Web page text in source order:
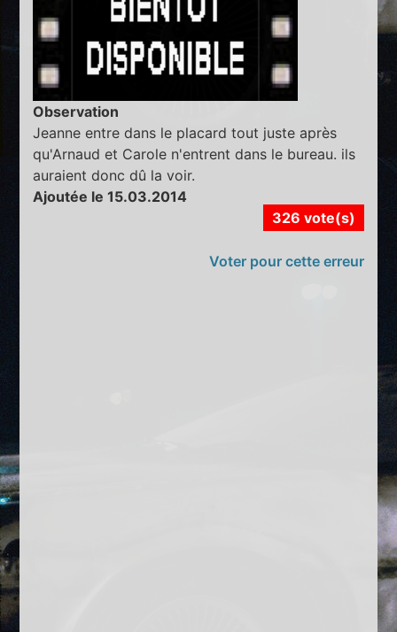
Observation
Jeanne entre dans le placard tout juste après
qu'Arnaud et Carole n'entrent dans le bureau. ils
auraient donc dû la voir.
Ajoutée le 15.03.2014
326 vote(s)
Voter pour cette erreur